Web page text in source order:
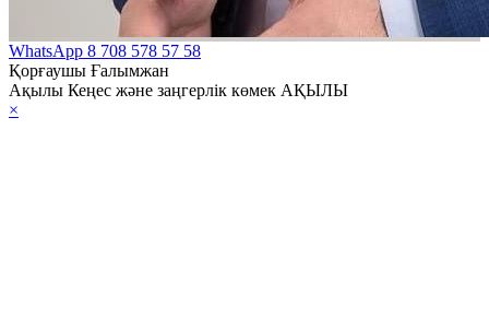
WhatsApp 8 708 578 57 58
Қорғаушы Ғалымжан
Ақылы Кеңес және заңгерлік көмек АҚЫЛЫ
×